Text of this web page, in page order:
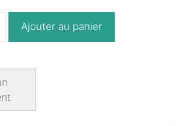
quantité
réfrigérée
positive
avec
Ajouter au panier